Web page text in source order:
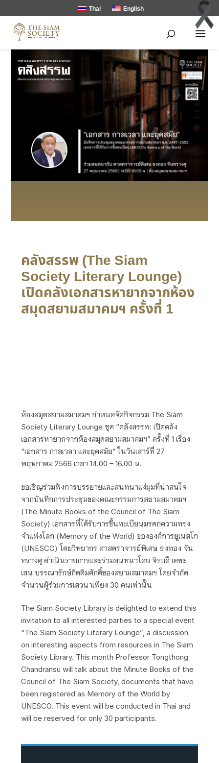
Thai English
คลังสรรพ (The Siam
Society Literary Lounge)
เปิดคลังเอกสารหายากจากห้อง
สมุดสยามสมาคมฯ ครั้งที่ 1
ห้องสมุดสยามสมาคมฯ กำหนดจัดกิจกรรม The Siam
Society Literary Lounge ชุด “คลังสรรพ: เปิดคลัง
เอกสารหายากจากห้องสมุดสยามสมาคมฯ” ครั้งที่ 1 เรื่อง
“เอกสาร กาลเวลา และยุคสมัย” ในวันเสาร์ที่ 27
พฤษภาคม 2566 เวลา 14.00 – 16.00 น.
ขอเชิญร่วมฟังการบรรยายและสนทนาแง่มุมที่น่าสนใจ
จากบันทึกการประชุมของคณะกรรมการสยามสมาคมฯ
(The Minute Books of the Council of The Siam
Society) เอกสารที่ได้รับการขึ้นทะเบียนมรดกความทรง
จำแห่งโลก (Memory of the World) ขององค์การยูเนสโก
(UNESCO) โดยวิทยากร ศาสตราจารย์พิเศษ ธงทอง จัน
ทรางศุ ดำเนินรายการและร่วมสนทนาโดย จิรบดี เตชะ
เสน บรรณารักษ์กิตติมศักดิ์ของสยามสมาคมฯ โดยจำกัด
จำนวนผู้ร่วมการเสวนาเพียง 30 คนเท่านั้น
The Siam Society Library is delighted to extend this
invitation to all interested parties to a special event
“The Siam Society Literary Lounge”, a discussion
on interesting aspects from resources in The Siam
Society Library. This month Professor Tongthong
Chandransu will talk about the Minute Books of the
Council of The Siam Society, documents that have
been registered as Memory of the World by
UNESCO. This event will be conducted in Thai and
will be reserved for only 30 participants.